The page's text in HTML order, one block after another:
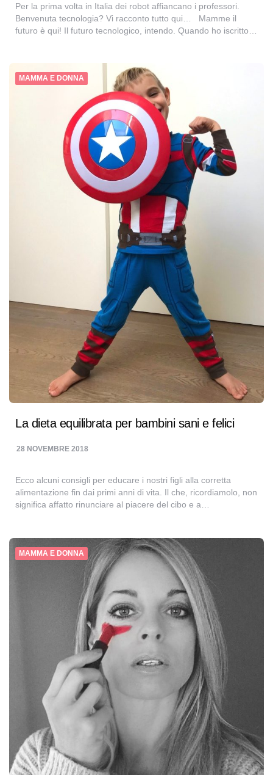
Per la prima volta in Italia dei robot affiancano i professori.
Benvenuta tecnologia? Vi racconto tutto qui… Mamme il
futuro è qui! Il futuro tecnologico, intendo. Quando ho iscritto…
MAMMA E DONNA
La dieta equilibrata per bambini sani e felici
28 NOVEMBRE 2018
Ecco alcuni consigli per educare i nostri figli alla corretta
alimentazione fin dai primi anni di vita. Il che, ricordiamolo, non
significa affatto rinunciare al piacere del cibo e a…
MAMMA E DONNA